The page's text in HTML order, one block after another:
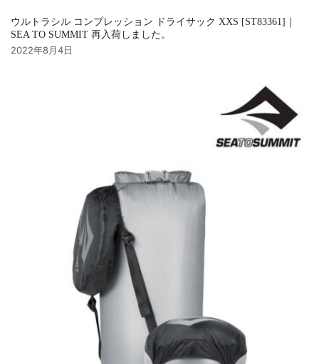
ウルトラシル コンプレッション ドライサック XXS [ST83361]｜
SEA TO SUMMIT 再入荷しました。
2022年8月4日